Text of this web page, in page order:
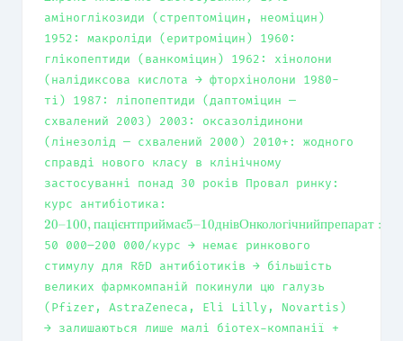
аміноглікозиди (стрептоміцин, неоміцин)
1952: макроліди (еритроміцин) 1960:
глікопептиди (ванкоміцин) 1962: хінолони
(налідиксова кислота → фторхінолони 1980-
ті) 1987: ліпопептиди (даптоміцин —
схвалений 2003) 2003: оксазолідинони
(лінезолід — схвалений 2000) 2010+: жодного
справді нового класу в клінічному
застосуванні понад 30 років Провал ринку:
курс антибіотика:
пацієнт
приймає 5–
10 днів
Онкологічний
препарат:
20–100, пацієнтприймає5–10днівОнкологічнийпрепарат :
50 000–200 000/курс → немає ринкового
стимулу для R&D антибіотиків → більшість
великих фармкомпаній покинули цю галузь
(Pfizer, AstraZeneca, Eli Lilly, Novartis)
→ залишаються лише малі біотех-компанії +